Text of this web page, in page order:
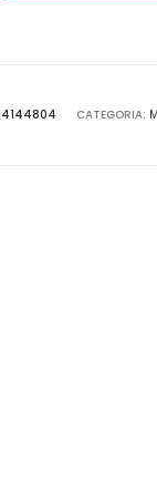
CATEGORIA: